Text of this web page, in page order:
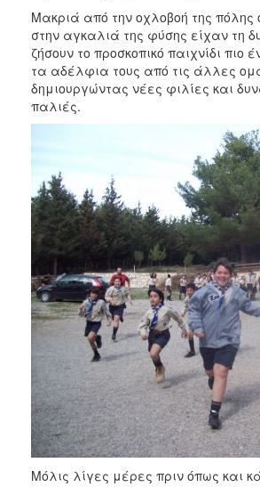
Μακριά από την οχλοβοή της πόλης
στην αγκαλιά της φύσης είχαν τη
ζήσουν το προσκοπικό παιχνίδι πιο
τα αδέλφια τους από τις άλλες
δημιουργώντας νέες φιλίες και
παλιές.
Μόλις λίγες μέρες πριν όπως και